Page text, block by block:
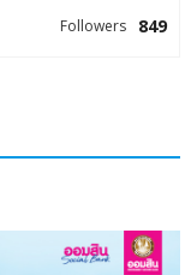
849
Followers